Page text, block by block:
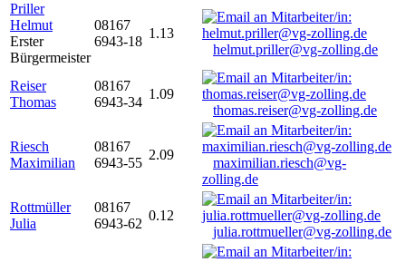
Priller
Helmut
Erster
Bürgermeister
08167
6943-18
1.13
helmut.priller@vg-zolling.de
Reiser
Thomas
08167
6943-34
1.09
thomas.reiser@vg-zolling.de
Riesch
Maximilian
08167
6943-55
2.09
maximilian.riesch@vg-
zolling.de
Rottmüller
Julia
08167
6943-62
0.12
julia.rottmueller@vg-zolling.de